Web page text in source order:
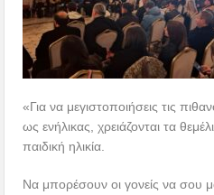
«Για να μεγιστοποιήσεις τις
ως ενήλικας, χρειάζονται τα
παιδική ηλικία.
Να μπορέσουν οι γονείς να σου